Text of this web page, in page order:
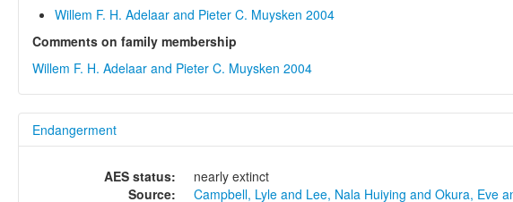
Willem F. H. Adelaar and Pieter C. Muysken 2004
Comments on family membership
Willem F. H. Adelaar and Pieter C. Muysken 2004
Endangerment
AES status:
nearly extinct
Source:
Campbell, Lyle and Lee, Nala Huiying and Okura, Eve